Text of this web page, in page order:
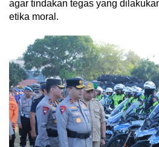
agar tindakan tegas yang
etika moral.